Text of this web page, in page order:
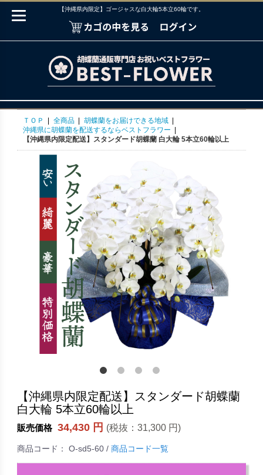
【沖縄県内限定】ゴージャスな白大輪5本立60輪です。
ＴＯＰ 全商品 胡蝶蘭をお届けできる地域
沖縄県に胡蝶蘭を配送するならベストフラワー
【沖縄県内限定配送】スタンダード胡蝶蘭 白大輪 5本立60輪以上
【沖縄県内限定配送】スタンダード胡蝶蘭
白大輪 5本立60輪以上
販売価格 34,430 円 (税抜： 31,300 円)
商品コード： O-sd5-60/ 商品コード一覧